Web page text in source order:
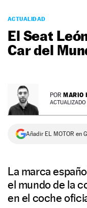
PODCAST
MOTOS
TECNOLOGÍA
PREMIOS
SERVICIOS
ACTUALIDAD
El Seat
Car del
POR MARIO
Añadir EL MOTOR en
La marca
el mundo de la
en el coche